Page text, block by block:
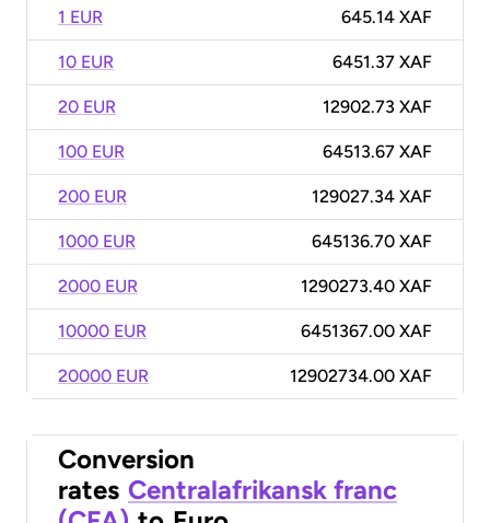
1 EUR 645.14 XAF
10 EUR 6451.37 XAF
20 EUR 12902.73 XAF
100 EUR 64513.67 XAF
200 EUR 129027.34 XAF
1000 EUR 645136.70 XAF
2000 EUR 1290273.40 XAF
10000 EUR 6451367.00 XAF
20000 EUR 12902734.00 XAF
Conversion
rates Centralafrikansk franc